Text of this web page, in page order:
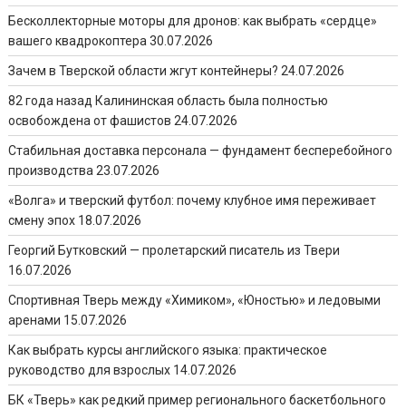
Бесколлекторные моторы для дронов: как выбрать «сердце»
вашего квадрокоптера 30.07.2026
Зачем в Тверской области жгут контейнеры? 24.07.2026
82 года назад Калининская область была полностью
освобождена от фашистов 24.07.2026
Стабильная доставка персонала — фундамент бесперебойного
производства 23.07.2026
«Волга» и тверский футбол: почему клубное имя переживает
смену эпох 18.07.2026
Георгий Бутковский — пролетарский писатель из Твери
16.07.2026
Спортивная Тверь между «Химиком», «Юностью» и ледовыми
аренами 15.07.2026
Как выбрать курсы английского языка: практическое
руководство для взрослых 14.07.2026
БК «Тверь» как редкий пример регионального баскетбольного